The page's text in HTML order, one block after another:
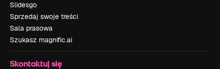
Slidesgo
Sprzedaj swoje treści
Sala prasowa
Szukasz magnific.ai
Skontaktuj się